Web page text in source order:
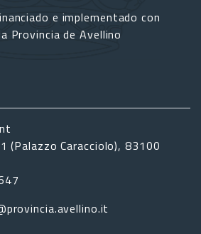
e implementado con
Provincia de Avellino
(Palazzo Caracciolo), 83100